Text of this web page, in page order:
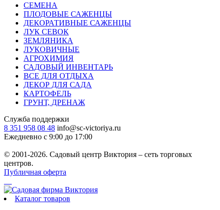
СЕМЕНА
ПЛОДОВЫЕ САЖЕНЦЫ
ДЕКОРАТИВНЫЕ САЖЕНЦЫ
ЛУК СЕВОК
ЗЕМЛЯНИКА
ЛУКОВИЧНЫЕ
АГРОХИМИЯ
САДОВЫЙ ИНВЕНТАРЬ
ВСЕ ДЛЯ ОТДЫХА
ДЕКОР ДЛЯ САДА
КАРТОФЕЛЬ
ГРУНТ, ДРЕНАЖ
Служба поддержки
8 351 958 08 48 info@sc-victoriya.ru
Ежедневно с 9:00 до 17:00
© 2001-2026. Садовый центр Виктория – сеть торговых
центров.
Публичная оферта
Каталог товаров